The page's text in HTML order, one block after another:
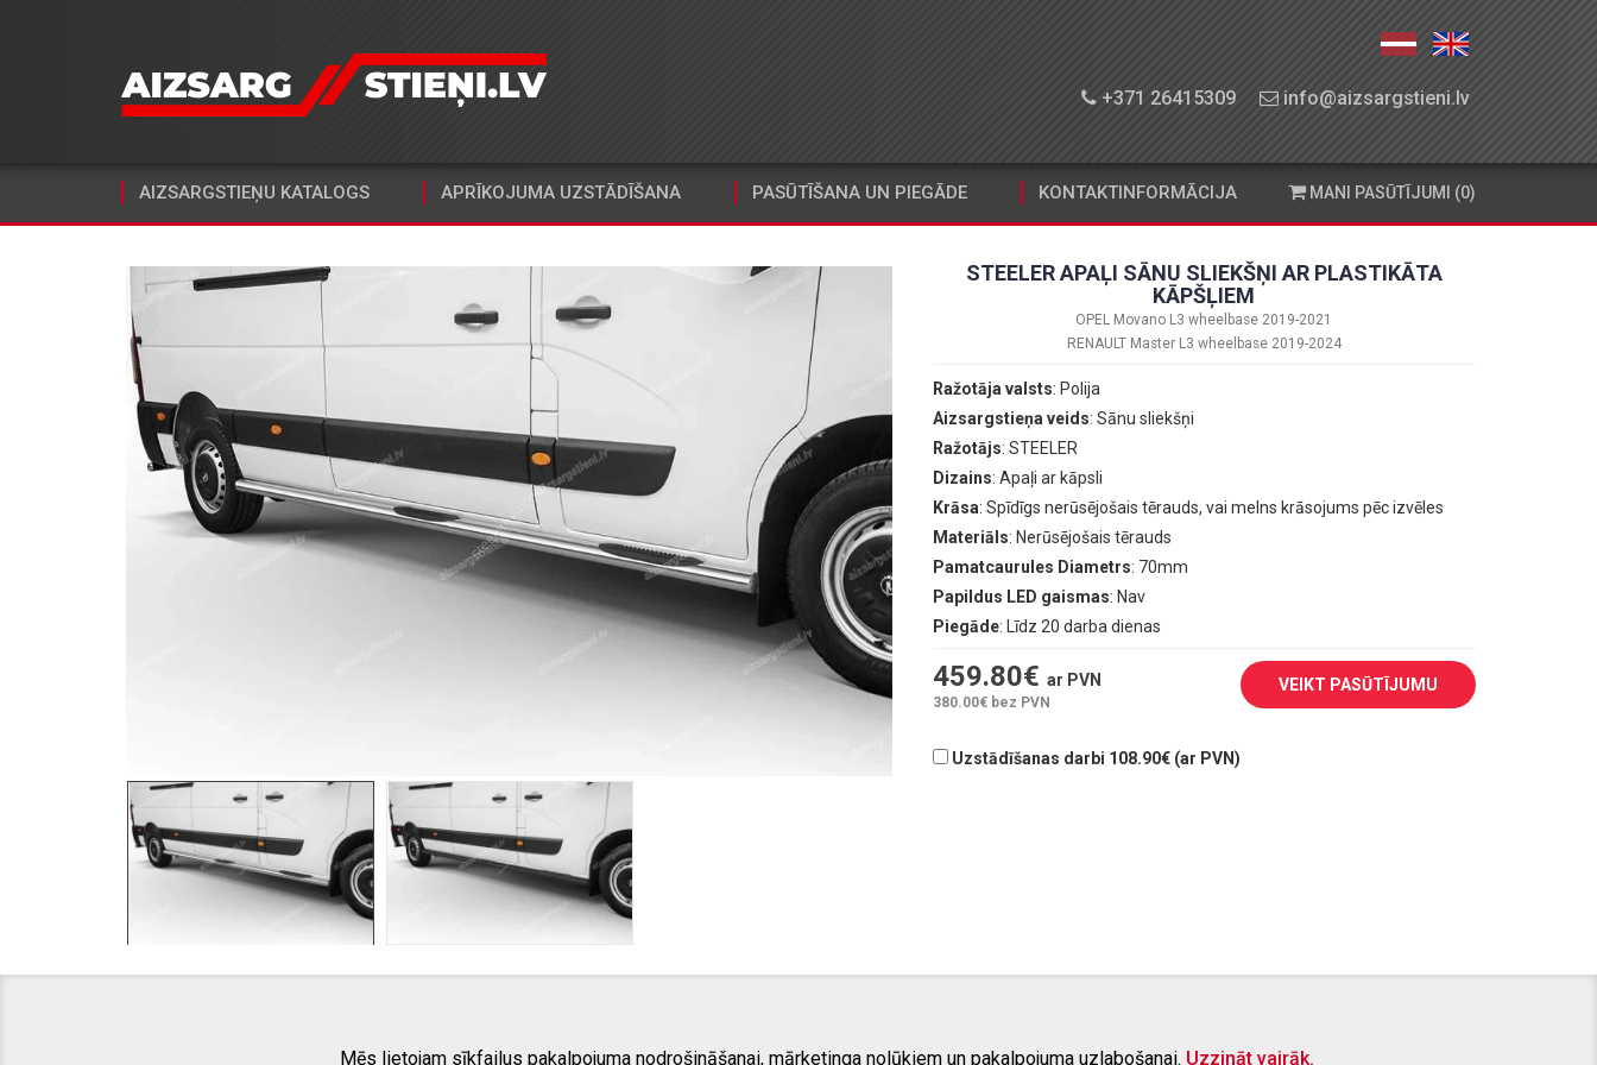
+371 26415309 info@aizsargstieni.lv
AIZSARGSTIEŅU KATALOGS APRĪKOJUMA UZSTĀDĪŠANA PASŪTĪŠANA UN PIEGĀDE KONTAKTINFORMĀCIJA MANI PASŪTĪJUMI (0)
STEELER APAĻI SĀNU SLIEKŠŅI AR PLASTIKĀTA
KĀPŠĻIEM
OPEL Movano L3 wheelbase 2019-2021
RENAULT Master L3 wheelbase 2019-2024
Ražotāja valsts: Polija
Aizsargstieņa veids: Sānu sliekšņi
Ražotājs: STEELER
Dizains: Apaļi ar kāpsli
Krāsa: Spīdīgs nerūsējošais tērauds, vai melns krāsojums pēc izvēles
Materiāls: Nerūsējošais tērauds
Pamatcaurules Diametrs: 70mm
Papildus LED gaismas: Nav
Piegāde: Līdz 20 darba dienas
459.80€ ar PVN
380.00€ bez PVN
VEIKT PASŪTĪJUMU
Uzstādīšanas darbi 108.90€ (ar PVN)
Mēs lietojam sīkfailus pakalpojuma nodrošināšanai, mārketinga nolūkiem un pakalpojuma uzlabošanai. Uzzināt vairāk.